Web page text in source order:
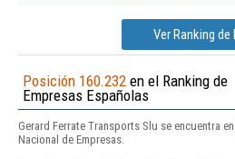
Ver Ranking de
Posición 160.232 en el Ranking de
Empresas Españolas
Gerard Ferrate Transports Slu se encuentra
Nacional de Empresas.